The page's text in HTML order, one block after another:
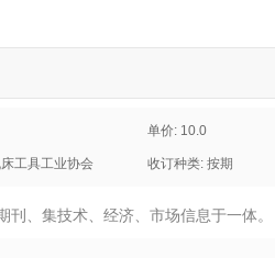
单价: 10.0
工具工业协会 收订种类: 按期
、集技术、经济、市场信息于一体。